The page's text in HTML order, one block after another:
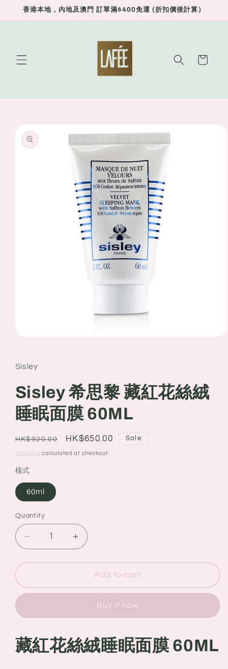
Skip to
香港本地，內地及澳門 訂單滿$400免運 (折扣價後計算）
Cart
product
information
in
modal
Sisley
Sisley 希思黎 藏紅花絲絨
睡眠面膜 60ML
Regular
price
HK$920.00
Sale
price
HK$650.00 Sale
Shipping calculated at checkout.
樣式
60ml
Quantity
Quantity
Decrease
quantity
for
希
紅
花
Increase
quantity
for
Sisley
希
紅
花
Add to cart
Buy it now
藏紅花絲絨睡眠面膜 60ML